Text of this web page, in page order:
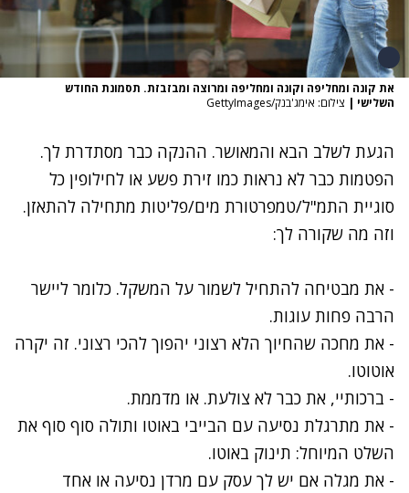
את קונה ומחליפה וקונה ומחליפה ומרוצה ומבזבזת. תסמונת החודש
השלישי | צילום: אימג'בנק/GettyImages
הגעת לשלב הבא והמאושר. ההנקה כבר מסתדרת לך.
הפטמות כבר לא נראות כמו זירת פשע או לחילופין כל
סוגיית התמ"ל/טמפרטורת מים/פליטות מתחילה להתאזן.
וזה מה שקורה לך:
- את מבטיחה להתחיל לשמור על המשקל. כלומר ליישר
הרבה פחות עוגות.
- את מחכה שהחיוך הלא רצוני יהפוך להכי רצוני. זה יקרה
אוטוטו.
- ברכותיי, את כבר לא צולעת. או מדממת.
- את מתרגלת נסיעה עם הבייבי באוטו ותולה סוף סוף את
השלט המיוחל: תינוק באוטו.
- את מגלה אם יש לך עסק עם מרדן נסיעה או אחד